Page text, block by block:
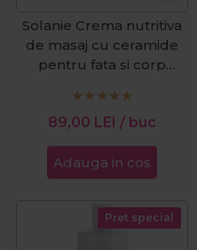
Solanie Crema nutritiva
de masaj cu ceramide
pentru fata si corp
89,00 LEI / buc
Adauga in cos
Pret special